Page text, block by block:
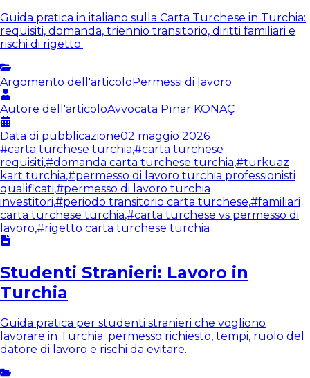
Guida pratica in italiano sulla Carta Turchese in Turchia:
requisiti, domanda, triennio transitorio, diritti familiari e
rischi di rigetto.
Argomento dell'articolo Permessi di lavoro
Autore dell'articoloAvvocata Pınar KONAÇ
Data di pubblicazione02 maggio 2026
#carta turchese turchia,#carta turchese
requisiti,#domanda carta turchese turchia,#turkuaz
kart turchia,#permesso di lavoro turchia professionisti
qualificati,#permesso di lavoro turchia
investitori,#periodo transitorio carta turchese,#familiari
carta turchese turchia,#carta turchese vs permesso di
lavoro,#rigetto carta turchese turchia
Studenti Stranieri: Lavoro in
Turchia
Guida pratica per studenti stranieri che vogliono
lavorare in Turchia: permesso richiesto, tempi, ruolo del
datore di lavoro e rischi da evitare.